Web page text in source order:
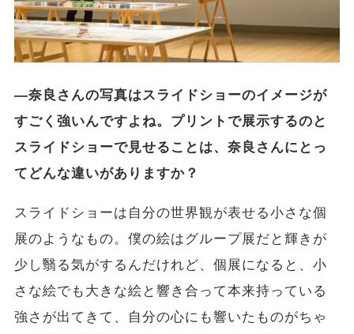
―奈良さんの写真はスライドショーのイメージが
すごく強いんですよね。プリントで展示するのと
スライドショーで見せることは、奈良さんにとっ
てどんな違いがありますか？
スライドショーは自分の世界観が表せる小さな個
展のようなもの。僕の絵はグループ展だと輝きが
少し翳る気がするんだけれど、個展になると、小
さな絵でも大きな絵と響き合って本来持っている
強さが出てきて、自分の心にも響いたものがちゃ